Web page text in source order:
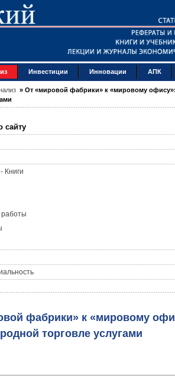
Инвестиции Инновации АПК
» От «мировой фабрики» к «мировому
сайту
Книги
работы
фабрики» к «мировому
торговле услугами